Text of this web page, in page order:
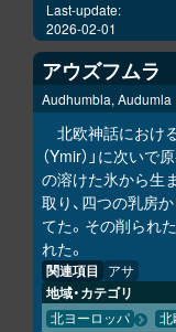
Last-update:
2026-02-01
アウズフムラ
Audhumbla, Audumla
北欧神話におけ
（Ymir）」に次いで
の溶けた氷から生
取り、四つの乳房
てた。その削られ
れた。
関連項目 アサ
地域・カテゴリ
北ヨーロッパ 北